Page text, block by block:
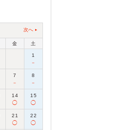
次へ
金 土
1
－
7
－
8
－
14
◯
15
◯
21
◯
22
◯